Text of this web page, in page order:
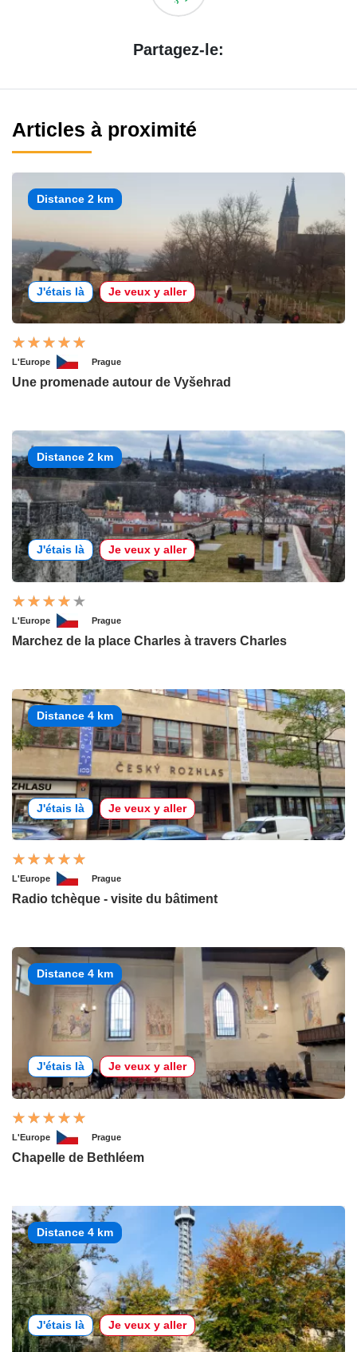
Partagez-le:
Articles à proximité
Distance 2 km
J'étais là Je veux y aller
L'Europe Prague
Une promenade autour de Vyšehrad
Distance 2 km
J'étais là Je veux y aller
L'Europe Prague
Marchez de la place Charles à travers Charles
Distance 4 km
J'étais là Je veux y aller
L'Europe Prague
Radio tchèque - visite du bâtiment
Distance 4 km
J'étais là Je veux y aller
L'Europe Prague
Chapelle de Bethléem
Distance 4 km
J'étais là Je veux y aller